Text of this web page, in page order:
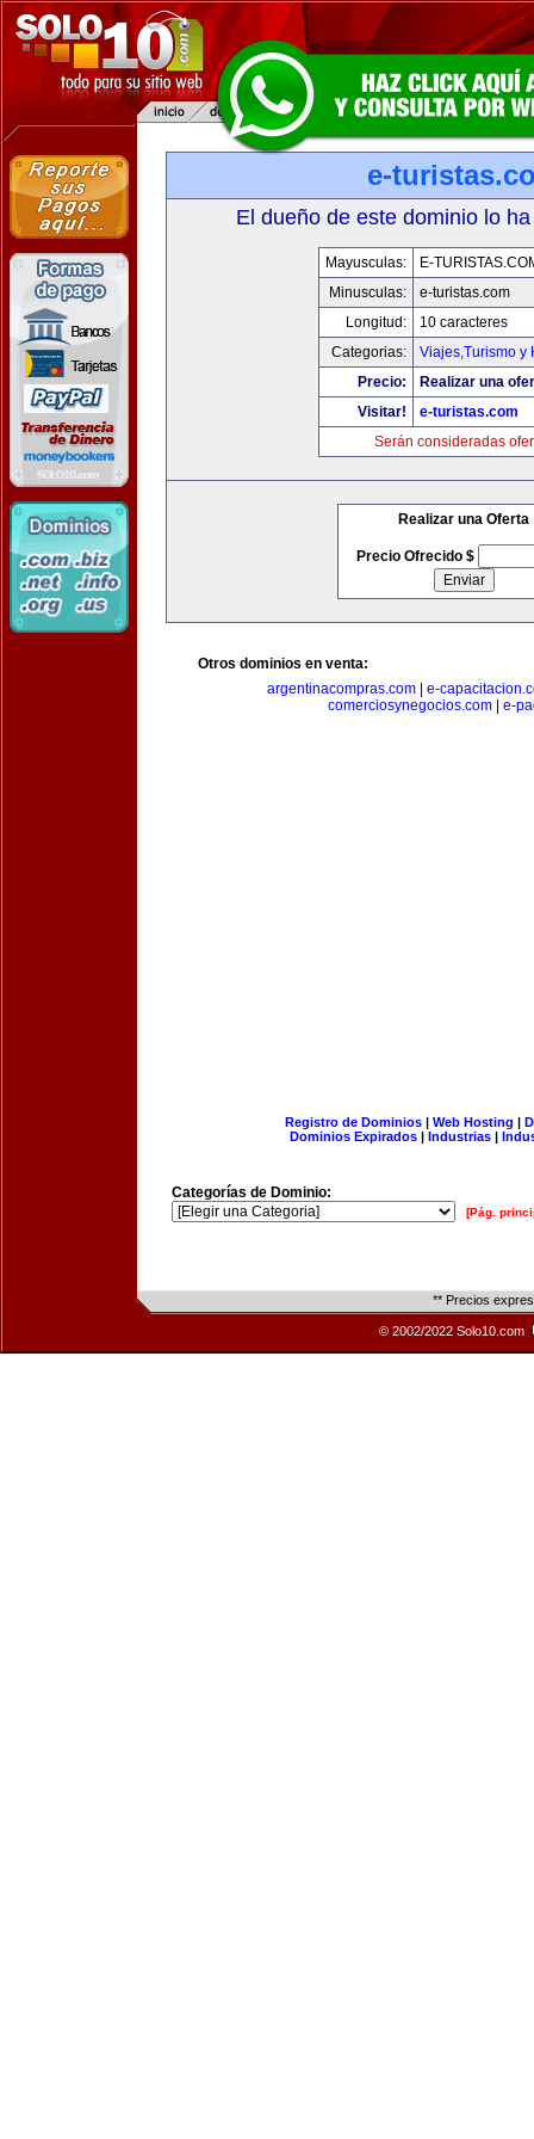
e-
El dueño de este dominio lo
Mayusculas:
E-
Minusculas:
e-turistas.com
Longitud:
10 caracteres
Categorias:
Viajes,Turismo y
Precio:
Realizar una
Visitar!
e-turistas.com
Serán consideradas
Realizar una Oferta
Precio Ofrecido $
Otros dominios en venta:
argentinacompras.com| e-
comerciosynegocios.com
e-
Registro de Dominios| Web Hosting |
Dominios Expirados | Industrias |
Categorías de Dominio:
[Pág.
** Precios
© 2002/2022 Solo10.com